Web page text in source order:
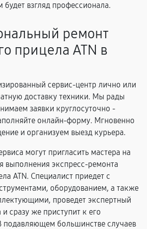
будет взгляд профессионала.
ремонт
прицела ATN в
сервис-центр лично или
доставку техники. Мы рады
заявки круглосуточно -
онлайн-форму. Мгновенно
и организуем выезд курьера.
могут пригласить мастера на
выполнения экспресс-ремонта
ATN. Специалист приедет с
оборудованием, а также
проведет экспертный
и сразу же приступит к его
подавляющем большинстве случаев